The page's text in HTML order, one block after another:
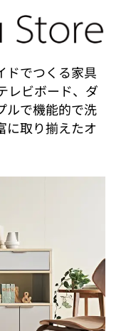
ドでつくる家具
レビボード、ダ
ルで機能的で洗
に取り揃えたオ